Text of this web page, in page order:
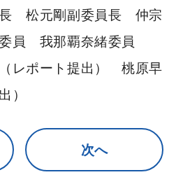
長 松元剛副委員長 仲宗
員 我那覇奈緒委員
レポート提出） 桃原早
）
次へ